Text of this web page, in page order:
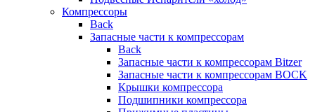
Компрессоры
Back
Запасные части к компрессорам
Back
Запасные части к компрессорам Bitzer
Запасные части к компрессорам BOCK
Крышки компрессора
Подшипники компрессора